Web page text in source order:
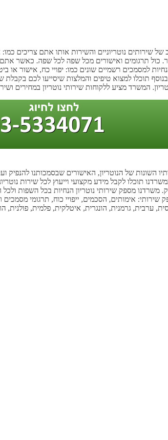
שירותים נוטריוניים והשירות אותו אתם צריכים
כול תרגומים ואישורים מכל שפה לכל שפה.
למסמכים רשמיים שונים כמו: יפויי כח, אישור או
תוכלו למצוא טיפים והמלצות שיסייעו לכם
המשרד מציע ללקוחות שירותי נוטריון במחירים
השונות של הנוטריון, האישורים שבסמכותנו
תוכלו לקבל מידע מקצועי וייעוץ לכל שירות
מספק שירותי נוטריון הנחיות בכל השפות
שירותי: אימותים, הסכמים, ייפויי כוח, תרגומי
ערבית, גרמנית, הונגרית, איטלקית, פלמית, פולנית,